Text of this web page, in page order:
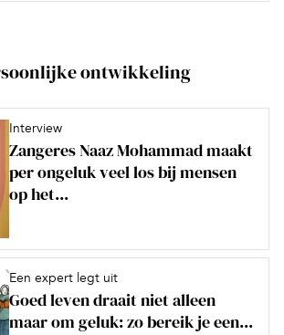
ontwikkeling
Interview
Zangeres Naaz Mohammad maakt
per ongeluk veel los bij mensen
op het...
Een expert legt uit
Goed leven draait niet alleen
maar om geluk: zo bereik je een...